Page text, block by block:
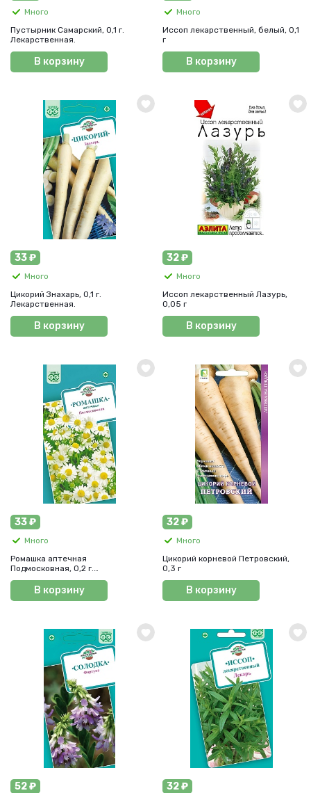
Много
Пустырник Самарский, 0,1 г.
Лекарственная.
В корзину
Много
Иссоп лекарственный, белый, 0,1
г
В корзину
33 ₽
Много
Цикорий Знахарь, 0,1 г.
Лекарственная.
В корзину
32 ₽
Много
Иссоп лекарственный Лазурь,
0,05 г
В корзину
33 ₽
Много
Ромашка аптечная
Подмосковная, 0,2 г.
Лекарственная.
В корзину
32 ₽
Много
Цикорий корневой Петровский,
0,3 г
В корзину
52 ₽ 32 ₽